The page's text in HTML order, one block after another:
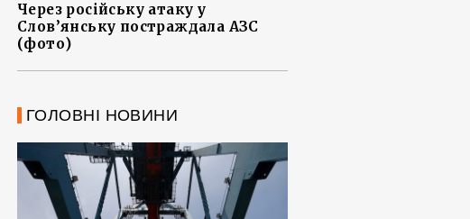
Через російську атаку у
Слов’янську постраждала АЗС
(фото)
ГОЛОВНІ НОВИНИ